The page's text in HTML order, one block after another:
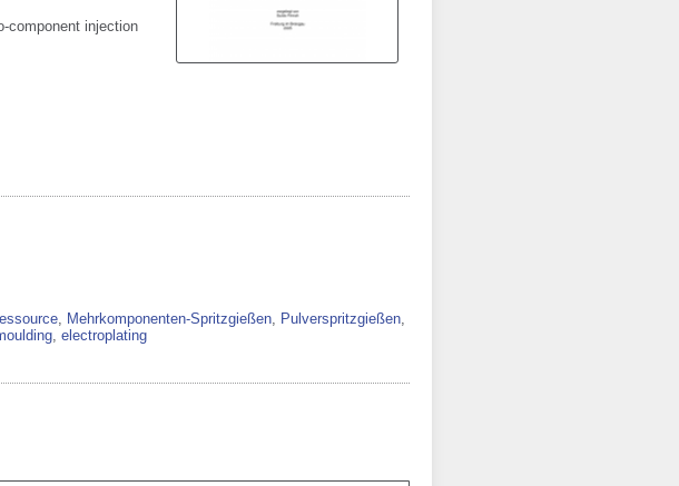
component injection
, Mehrkomponenten-Spritzgießen, Pulverspritzgießen,
, electroplating